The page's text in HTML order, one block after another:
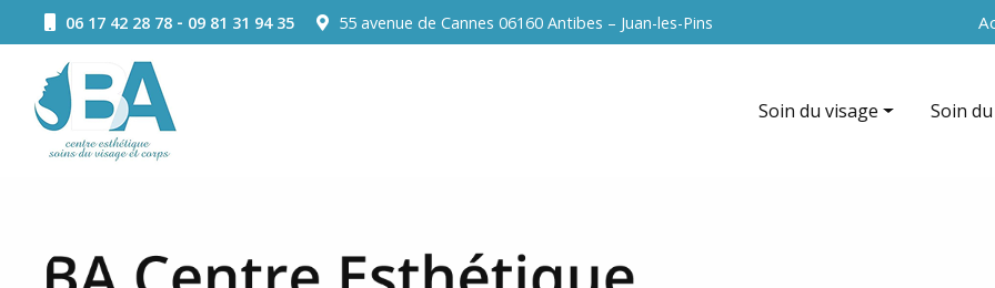
contenu
principal
06 17 42 28 78- 09 81 31 94 35 55 avenue de Cannes 06160 Antibes – Juan-les-Pins Navigation
Soin du visage
EndyMed intensif
Soin
La